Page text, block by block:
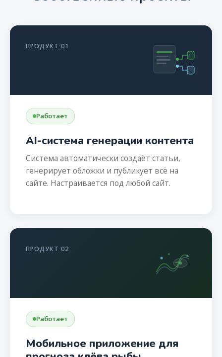
ПРОДУКТ 01
Работает
AI-система генерации контента
Система автоматически создаёт статьи,
генерирует обложки и публикует всё на
сайте. Настраивается под любой сайт.
ПРОДУКТ 02
Работает
Мобильное приложение для